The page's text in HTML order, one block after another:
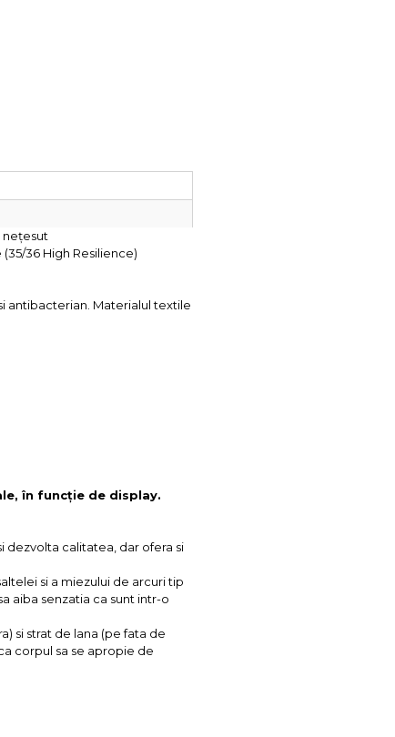
nețesut
36 High Resilience)
antibacterian. Materialul textile
în funcție de display.
dezvolta calitatea, dar ofera si
si a miezului de arcuri tip
aiba senzatia ca sunt intr-o
si strat de lana (pe fata de
corpul sa se apropie de